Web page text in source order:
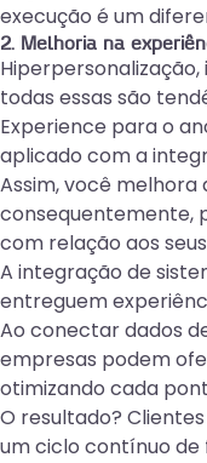
execução é um
2. Melhoria na
todas essas são
Experience para o
aplicado com a
Assim, você melhora
consequentemente,
com relação aos
A integração de
entreguem
Ao conectar dados
empresas podem
otimizando cada
O resultado?
um ciclo contínuo de